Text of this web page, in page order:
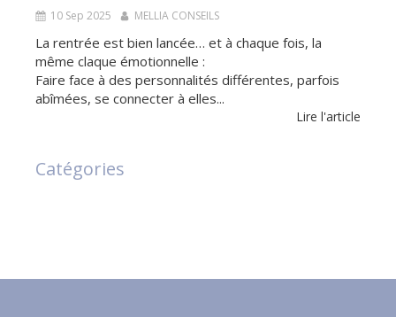
10 Sep 2025 MELLIA CONSEILS
La rentrée est bien lancée… et à chaque fois, la
même claque émotionnelle :
Faire face à des personnalités différentes, parfois
abîmées, se connecter à elles...
Lire l'article
Catégories